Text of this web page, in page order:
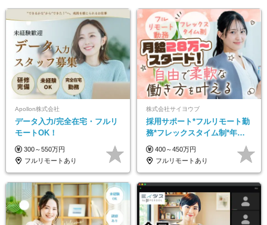
Apollon株式会社
データ入力/完全在宅・フルリ
モートOK！
300～550万円
フルリモートあり
株式会社サイヨウブ
採用サポート*フルリモート勤
務*フレックスタイム制*年休
120日*土日祝休み*残業ほぼな
し*育児中社員8割以上
400～450万円
フルリモートあり